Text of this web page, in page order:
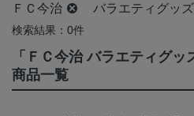
ＦＣ今治 バラエティグッズ
検索結果：0件
「ＦＣ今治 バラエティグ
商品一覧